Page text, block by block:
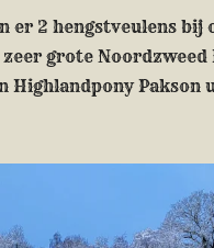
er 2 hengstveulens bij
grote Noordzweed
Highlandpony Pakson